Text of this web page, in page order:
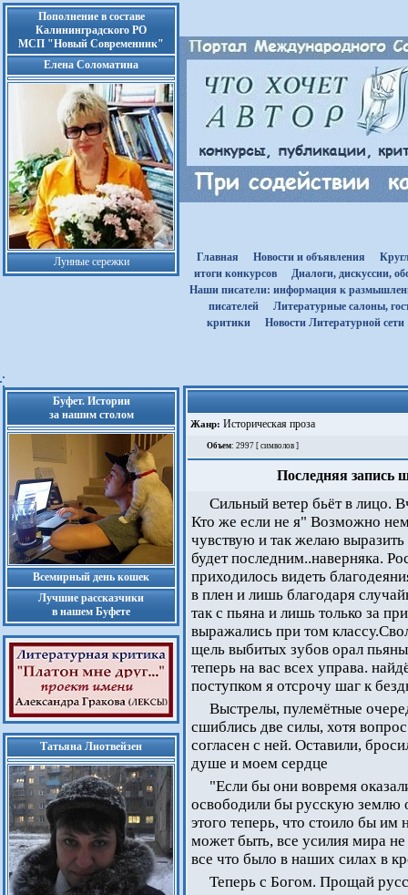
Пополнение в составе
Калининградского РО
МСП "Новый Современник"
Елена Соломатина
Лунные сережки Главная Новости и объявления
итоги конкурсов
Диалоги, дискуссии,
Наши писатели: информация к
писателей
Литературные салоны,
критики
Новости Литературной сети
Буфет. Истории
за нашим столом
Всемирный день кошек
Лучшие рассказчики
в нашем Буфете
Татьяна Лиотвейзен
Жанр: Историческая проза
Объем: 2997 [ символов ]
Последняя запись
Сильный ветер бьёт в лицо.
Кто же если не я" Возможно
чувствую и так желаю
будет последним..наверняка.
приходилось видеть
в плен и лишь благодаря
так с пьяна и лишь только за
выражались при том
щель выбитых зубов орал
теперь на вас всех управа.
поступком я отсрочу шаг к
Выстрелы, пулемётные
сшиблись две силы, хотя
согласен с ней. Оставили,
душе и моем сердце
"Если бы они вовремя
освободили бы русскую землю
этого теперь, что стоило бы
может быть, все усилия мира
все что было в наших силах в
Теперь с Богом. Прощай